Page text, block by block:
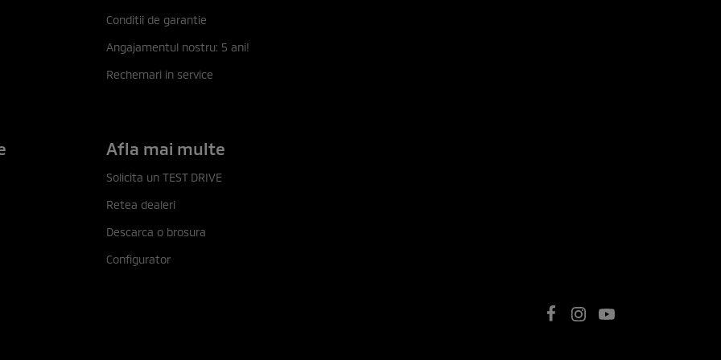
Conditii de garantie
Angajamentul nostru: 5 ani!
Rechemari in service
Afla mai multe
Solicita un TEST DRIVE
Retea dealeri
Descarca o brosura
Configurator